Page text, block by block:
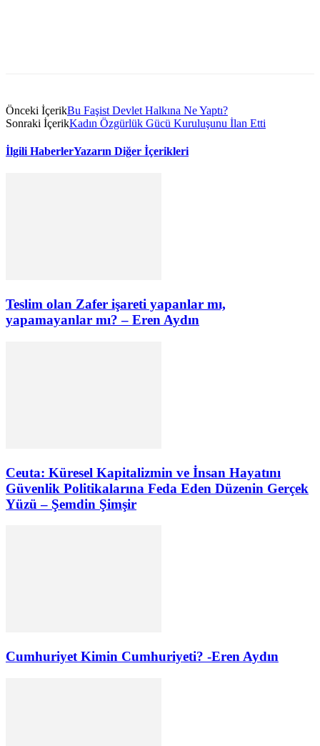
Önceki İçerikBu Faşist Devlet Halkına Ne Yaptı?
Sonraki İçerikKadın Özgürlük Gücü Kuruluşunu İlan Etti
İlgili HaberlerYazarın Diğer İçerikleri
Teslim olan Zafer işareti yapanlar mı,
yapamayanlar mı? – Eren Aydın
Ceuta: Küresel Kapitalizmin ve İnsan Hayatını
Güvenlik Politikalarına Feda Eden Düzenin Gerçek
Yüzü – Şemdin Şimşir
Cumhuriyet Kimin Cumhuriyeti? -Eren Aydın